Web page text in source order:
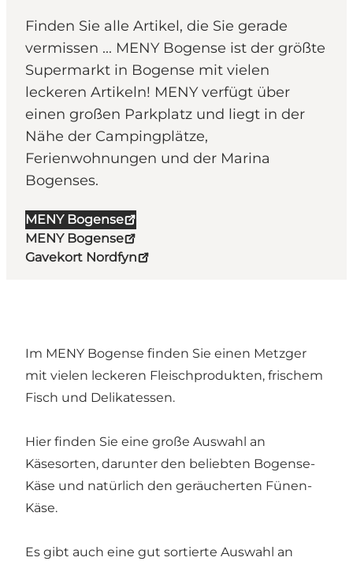
Finden Sie alle Artikel, die Sie gerade
vermissen ... MENY Bogense ist der größte
Supermarkt in Bogense mit vielen
leckeren Artikeln! MENY verfügt über
einen großen Parkplatz und liegt in der
Nähe der Campingplätze,
Ferienwohnungen und der Marina
Bogenses.
MENY Bogense
MENY Bogense
Gavekort Nordfyn
Im MENY Bogense finden Sie einen Metzger
mit vielen leckeren Fleischprodukten, frischem
Fisch und Delikatessen.
Hier finden Sie eine große Auswahl an
Käsesorten, darunter den beliebten Bogense-
Käse und natürlich den geräucherten Fünen-
Käse.
Es gibt auch eine gut sortierte Auswahl an